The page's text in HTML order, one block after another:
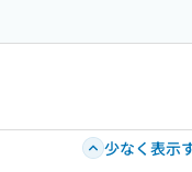
少なく表示